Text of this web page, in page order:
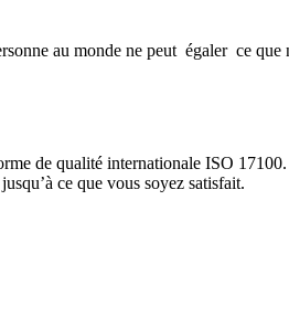
au monde ne peut égaler ce
de qualité internationale ISO
ce que vous soyez satisfait.